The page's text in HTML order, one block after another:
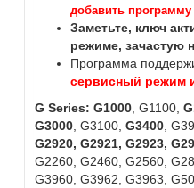
добавить
Заметьте, ключ
режиме, зачастую
Программа
сервисный режим
G Series: G1000, G1100,
G3000, G3100, G3400,
G2920, G2921, G2923,
G2260, G2460, G2560,
G3960, G3962, G3963,